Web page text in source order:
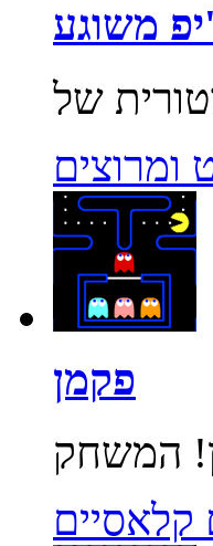
משוגע
ומרוצים
פקמן